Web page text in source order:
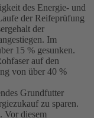
des Energie- und
der Reifeprüfung
der
Im
15 % gesunken.
auf den
von über 40 %
Grundfutter
zu sparen.
Vor diesem